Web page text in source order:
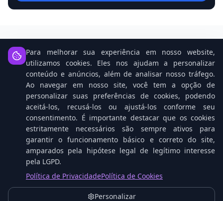
Notícias Relacionadas
Open Source: O Cavalo Vencedor na Corrida da
IA Contra Gigantes Tech
Para melhorar sua experiência em nosso website,
utilizamos cookies. Eles nos ajudam a personalizar
conteúdo e anúncios, além de analisar nosso tráfego.
Ao navegar em nosso site, você tem a opção de
personalizar suas preferências de cookies, podendo
aceitá-los, recusá-los ou ajustá-los conforme seu
consentimento. É importante destacar que os cookies
estritamente necessários são sempre ativos para
garantir o funcionamento básico e correto do site,
amparados pela hipótese legal de legítimo interesse
pela LGPD.
Política de PrivacidadePolítica de Cookies
Personalizar